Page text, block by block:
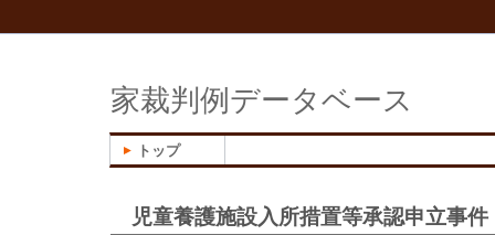
児童養護施設入所措置等承認申立事件
家裁判例データベース
トップ